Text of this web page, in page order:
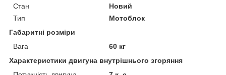
Стан
Новий
Тип
Мотоблок
Габаритні розміри
Вага
60 кг
Характеристики двигуна внутрішнього згоряння